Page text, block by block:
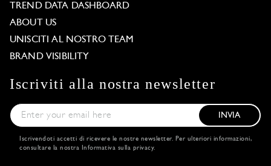
TREND DATA DASHBOARD
ABOUT US
UNISCITI AL NOSTRO TEAM
BRAND VISIBILITY
Iscriviti alla nostra newsletter
INVIA
Iscrivendoti accetti di ricevere le nostre newsletter. Per ulteriori informazioni,
consultare la nostra
Informativa sulla privacy.